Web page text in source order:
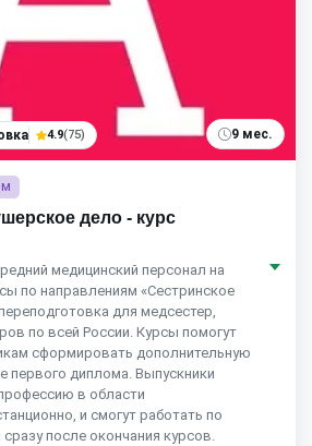
4.9(75) 9 мес.
дело - курс
медицинский персонал на
по направлениям «Сестринское
для медсестер,
по всей России. Курсы помогут
сформировать дополнительную
первого диплома. Выпускники
в области
и смогут работать по
после окончания курсов.